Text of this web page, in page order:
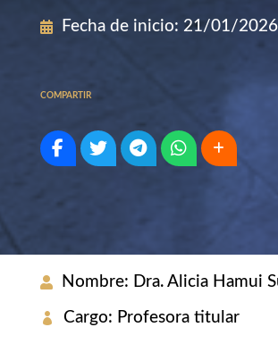
Fecha de inicio: 21/01/2026
COMPARTIR
Nombre: Dra. Alicia Hamui
Cargo: Profesora titular